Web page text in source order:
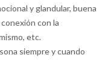
y glandular, buena
con la
etc.
siempre y cuando